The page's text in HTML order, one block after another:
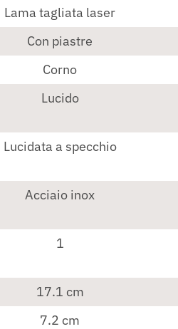
Lama tagliata laser
Con piastre
Corno
Lucido
Lucidata a specchio
Acciaio inox
1
17.1 cm
7.2 cm